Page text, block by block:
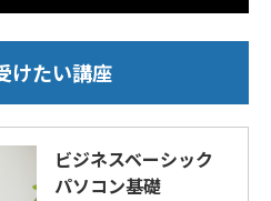
けたい講座
ビジネスベーシック
パソコン基礎